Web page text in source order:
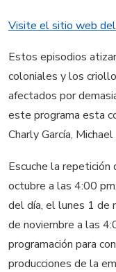
Visite el sitio web
Estos episodios
coloniales y los
afectados por
este programa esta
Charly García,
Escuche la
octubre a las 4:00
del día, el lunes 1 de
de noviembre a las
programación para
producciones de la